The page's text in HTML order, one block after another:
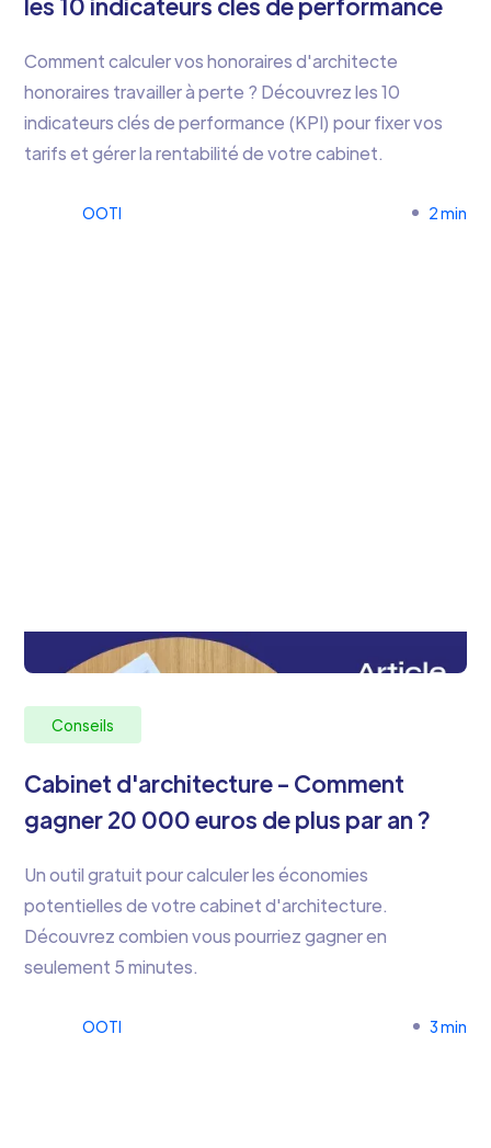
les 10 indicateurs clés de performance
Comment calculer vos honoraires d'architecte
honoraires travailler à perte ? Découvrez les 10
indicateurs clés de performance (KPI) pour fixer vos
tarifs et gérer la rentabilité de votre cabinet.
OOTI 2 min
Conseils
Cabinet d'architecture - Comment
gagner 20 000 euros de plus par an ?
Un outil gratuit pour calculer les économies
potentielles de votre cabinet d'architecture.
Découvrez combien vous pourriez gagner en
seulement 5 minutes.
OOTI 3 min